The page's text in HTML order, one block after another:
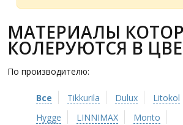
МАТЕРИАЛЫ
КОЛЕРУЮТСЯ В
По производителю:
Все Tikkurila Dulux Litokol
Hygge
LINNIMAX
Monto